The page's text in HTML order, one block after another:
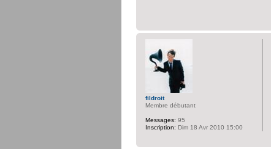
fildroit
Membre débutant
Messages: 95
Inscription: Dim 18 Avr 2010 15:00